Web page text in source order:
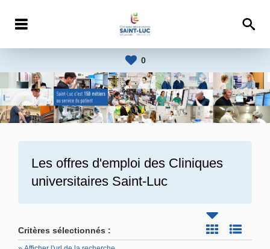
0
Les offres d'emploi des Cliniques
universitaires Saint-Luc
Critères sélectionnés :